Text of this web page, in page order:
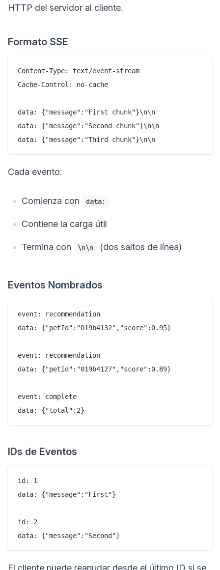
HTTP del servidor al cliente.
Formato SSE
Content-Type: text/event-stream
Cache-Control: no-cache
data: {"message":"First chunk"}\n\n
data: {"message":"Second chunk"}\n\n
Cada evento:
Comienza con data:
Contiene la carga útil
Termina con \n\n (dos saltos de línea)
Eventos Nombrados
event: recommendation
data: {"petId":"019b4132","score":0.95}
event: recommendation
data: {"petId":"019b4127","score":0.89}
event: complete
IDs de Eventos
id: 1
data: {"message":"First"}
id: 2
El cliente puede reanudar desde el último ID si se